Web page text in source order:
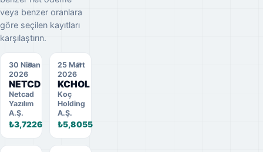
veya benzer oranlara
göre seçilen kayıtları
karşılaştırın.
30 Nisan
2026
NETCD
Netcad
Yazılım
A.Ş.
₺3,7226
25 Mart
2026
KCHOL
Koç
Holding
A.Ş.
₺5,8055